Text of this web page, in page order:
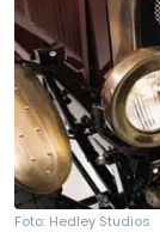
Foto: Hedley Studios